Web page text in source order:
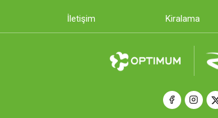
İletişim Kiralama